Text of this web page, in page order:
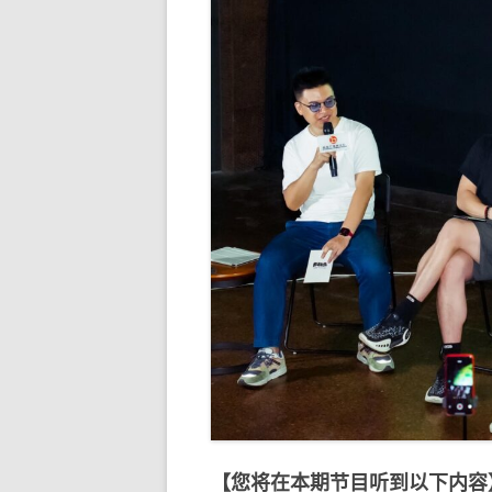
【您将在本期节目听到以下内